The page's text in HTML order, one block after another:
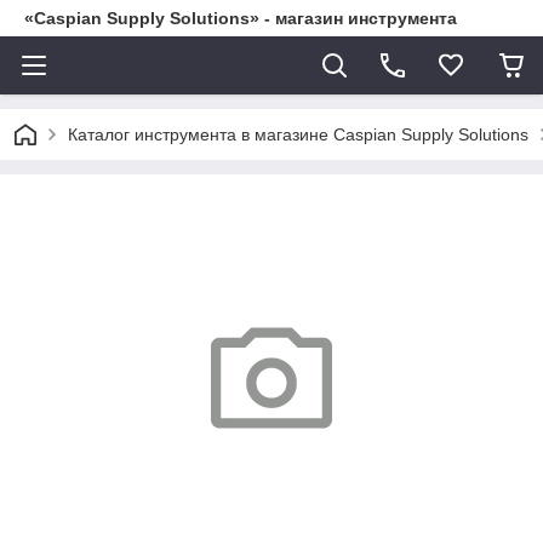
«Caspian Supply Solutions» - магазин инструмента
Каталог инструмента в магазине Caspian Supply Solutions